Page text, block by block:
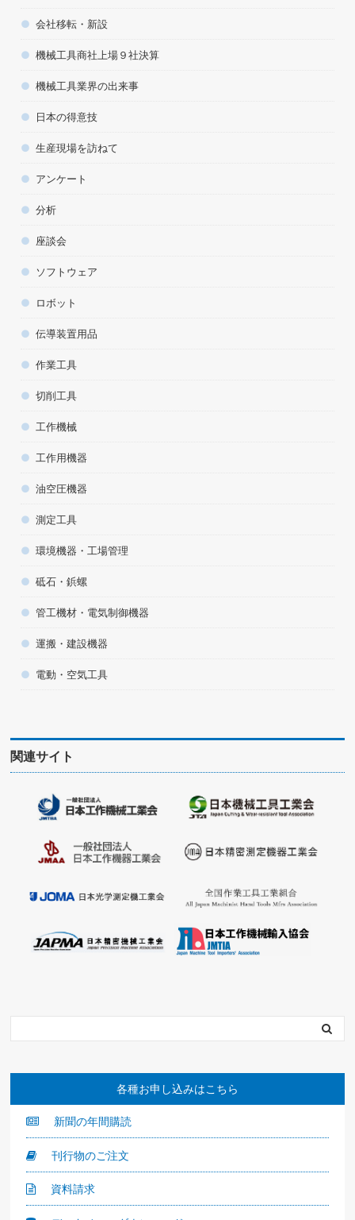
会社移転・新設
機械工具商社上場９社決算
機械工具業界の出来事
日本の得意技
生産現場を訪ねて
アンケート
分析
座談会
ソフトウェア
ロボット
伝導装置用品
作業工具
切削工具
工作機械
工作用機器
油空圧機器
測定工具
環境機器・工場管理
砥石・鋲螺
管工機材・電気制御機器
運搬・建設機器
電動・空気工具
関連サイト
各種お申し込みはこちら
新聞の年間購読
刊行物のご注文
資料請求